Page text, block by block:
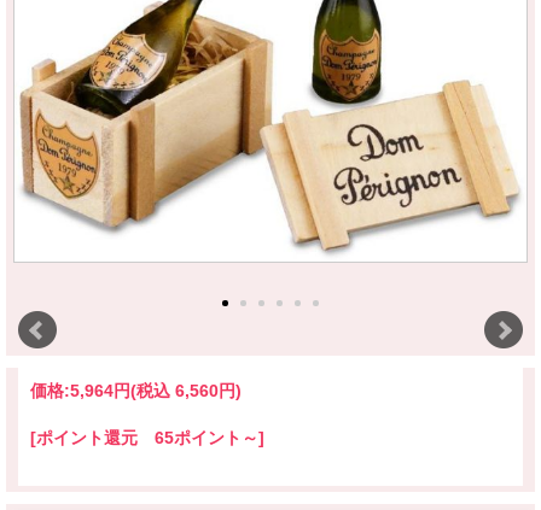
価格:5,964円(税込 6,560円)
[ポイント還元 65ポイント～]